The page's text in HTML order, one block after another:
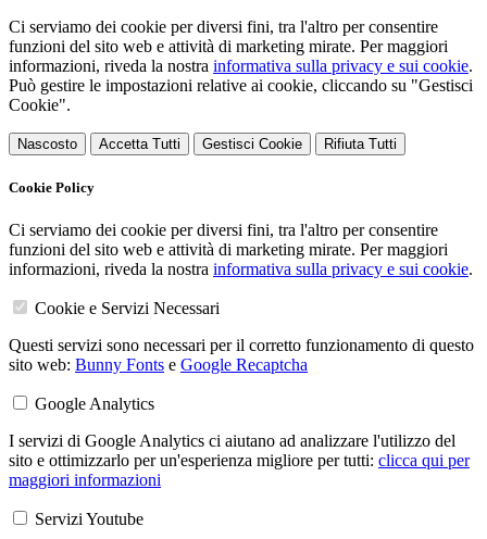
Ci serviamo dei cookie per diversi fini, tra l'altro per consentire
funzioni del sito web e attività di marketing mirate. Per maggiori
informazioni, riveda la nostra informativa sulla privacy e sui cookie.
Può gestire le impostazioni relative ai cookie, cliccando su "Gestisci
Cookie".
Nascosto Accetta Tutti Gestisci Cookie Rifiuta Tutti
Cookie Policy
Ci serviamo dei cookie per diversi fini, tra l'altro per consentire
funzioni del sito web e attività di marketing mirate. Per maggiori
informazioni, riveda la nostra informativa sulla privacy e sui cookie.
Cookie e Servizi Necessari
Questi servizi sono necessari per il corretto funzionamento di questo
sito web: Bunny Fonts e Google Recaptcha
Google Analytics
I servizi di Google Analytics ci aiutano ad analizzare l'utilizzo del
sito e ottimizzarlo per un'esperienza migliore per tutti: clicca qui per
maggiori informazioni
Servizi Youtube